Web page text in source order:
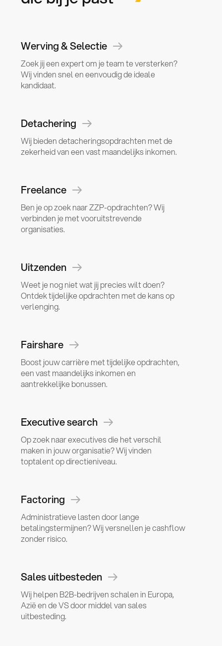
Werving & Selectie
Zoek jij een expert om je team te versterken?
Wij vinden snel en eenvoudig de ideale
kandidaat.
Detachering
Wij bieden detacheringsopdrachten met de
zekerheid van een vast maandelijks inkomen.
Freelance
Ben je op zoek naar ZZP-opdrachten? Wij
verbinden je met vooruitstrevende
organisaties.
Uitzenden
Weet je nog niet wat jij precies wilt doen?
Ontdek tijdelijke opdrachten met de kans op
verlenging.
Fairshare
Boost jouw carrière met tijdelijke opdrachten,
een vast maandelijks inkomen en
aantrekkelijke bonussen.
Executive search
Op zoek naar executives die het verschil
maken in jouw organisatie? Wij vinden
toptalent op directieniveau.
Factoring
Administratieve lasten door lange
betalingstermijnen? Wij versnellen je cashflow
zonder risico.
Sales uitbesteden
Wij helpen B2B-bedrijven schalen in Europa,
Azië en de VS door middel van sales
uitbesteding.